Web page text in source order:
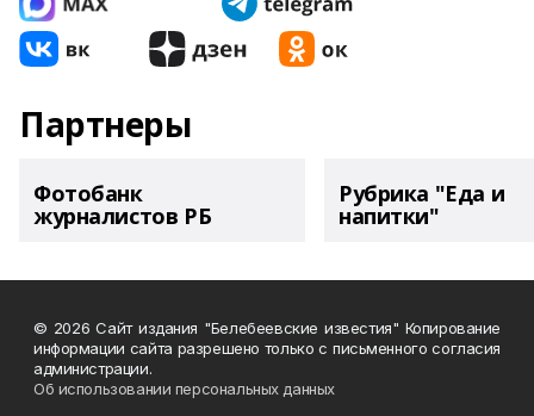
Партнеры
Фотобанк
журналистов РБ
Рубрика "Еда и
напитки"
© 2026 Сайт издания "Белебеевские известия" Копирование
информации сайта разрешено только с письменного согласия
администрации.
Об использовании персональных данных